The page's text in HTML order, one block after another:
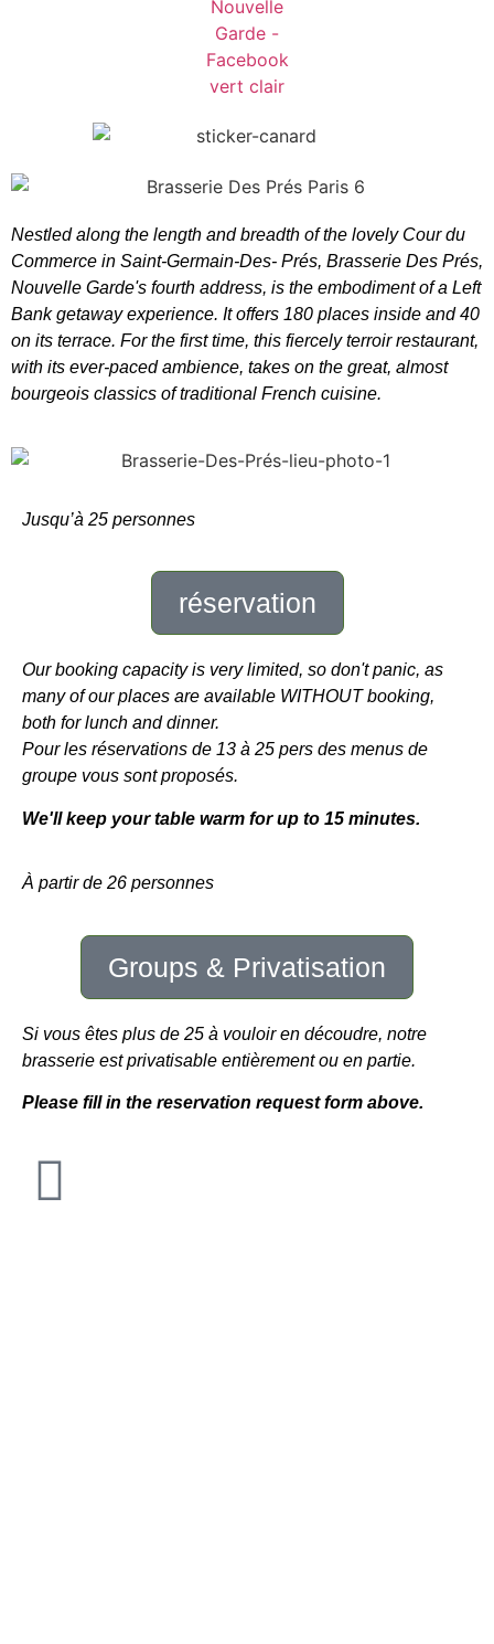
Nestled along the length and breadth of the lovely Cour du
Commerce in Saint-Germain-Des- Prés, Brasserie Des Prés,
Nouvelle Garde's fourth address, is the embodiment of a Left
Bank getaway experience. It offers 180 places inside and 40
on its terrace. For the first time, this fiercely terroir restaurant,
with its ever-paced ambience, takes on the great, almost
bourgeois classics of traditional French cuisine.
Jusqu’à 25 personnes
réservation
Our booking capacity is very limited, so don't panic, as
many of our places are available WITHOUT booking,
both for lunch and dinner.
Pour les réservations de 13 à 25 pers des menus de
groupe vous sont proposés.
We'll keep your table warm for up to 15 minutes.
À partir de 26 personnes
Groups & Privatisation
Si vous êtes plus de 25 à vouloir en découdre, notre
brasserie est privatisable entièrement ou en partie.
Please fill in the reservation request form above.